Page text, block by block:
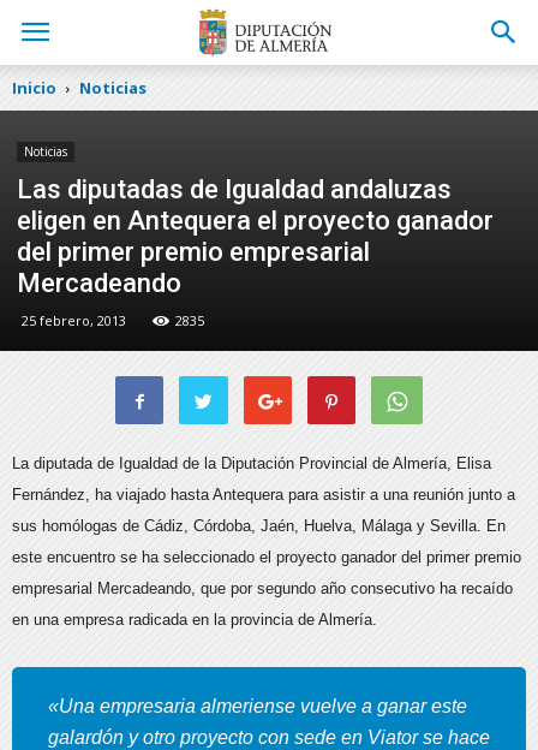
Inicio Noticias
Noticias
Las diputadas de Igualdad andaluzas
eligen en Antequera el proyecto ganador
del primer premio empresarial
Mercadeando
25 febrero, 2013 2835
La diputada de Igualdad de la Diputación Provincial de Almería, Elisa
Fernández, ha viajado hasta Antequera para asistir a una reunión junto a
sus homólogas de Cádiz, Córdoba, Jaén, Huelva, Málaga y Sevilla. En
este encuentro se ha seleccionado el proyecto ganador del primer premio
empresarial Mercadeando, que por segundo año consecutivo ha recaído
en una empresa radicada en la provincia de Almería.
«Una empresaria almeriense vuelve a ganar este
galardón y otro proyecto con sede en Viator se hace